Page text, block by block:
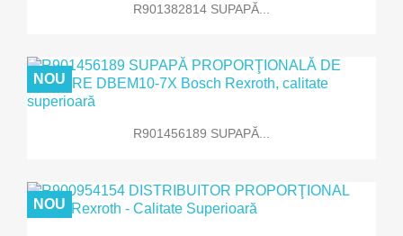
R901382814 SUPAPĂ...
R901456189 SUPAPĂ...
NOU
NOU